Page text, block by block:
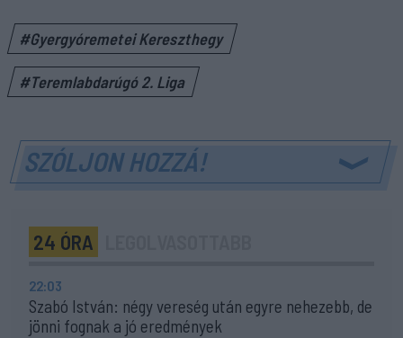
#Gyergyóremetei Kereszthegy
#Teremlabdarúgó 2. Liga
SZÓLJON HOZZÁ!
24 ÓRA
22:03
Szabó István: négy vereség után egyre nehezebb, de
jönni fognak a jó eredmények